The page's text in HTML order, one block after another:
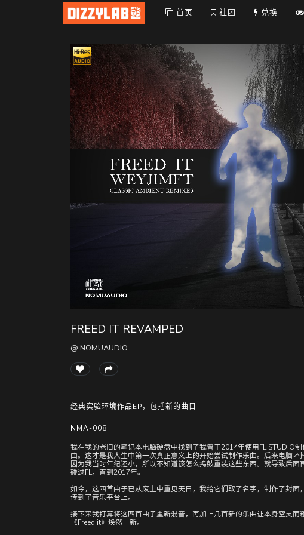
首页 社团 兑换
FREED IT REVAMPED
@ NOMUAUDIO
经典实验环境作品EP，包括新的曲目
NMA-008
我在我的老旧的笔记本电脑硬盘中找到了我曾于2014年使用FL STUDIO制
曲。这才是我人生中第一次真正意义上的开始尝试制作乐曲。后来电脑坏
因为我当时年纪还小，所以不知道该怎么捣鼓重装这些东西。就导致后面
碰过FL，直到2017年。
如今，这四首曲子已从废土中重见天日，我给它们取了名字，制作了封面
传到了音乐平台上。
接下来我打算将这四首曲子重新混音，再加上几首新的乐曲让本身空灵而
《Freed it》焕然一新。